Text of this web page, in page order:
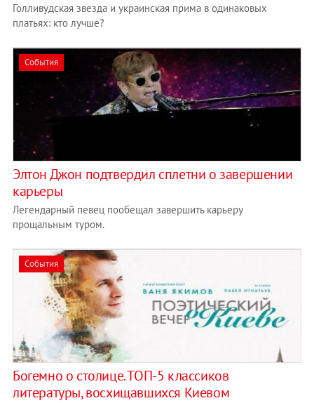
Голливудская звезда и украинская прима в одинаковых
платьях: кто лучше?
События
Элтон Джон подтвердил сплетни о завершении
карьеры
Легендарный певец пообещал завершить карьеру
прощальным туром.
События
Богемно о столице. ТОП-5 классиков
литературы, восхищавшихся Киевом